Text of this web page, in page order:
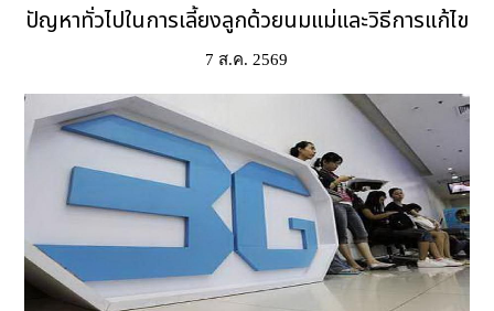
ปัญหาทั่วไปในการเลี้ยงลูกด้วยนมแม่และวิธีการแก้ไข
7 ส.ค. 2569